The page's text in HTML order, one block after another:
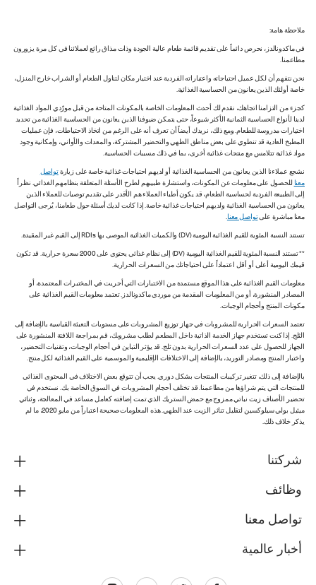
ملاحظة هامة:
في ماكدونالدز، نحرص دائماً على تقديم قائمة طعام عالية الجودة وذات مذاق رائع لعملائنا في كل مرة يزورون
مطاعمنا.
نحن نتفهم أن لكل عميل احتياجاته واعتباراته الفردية عند اختيار مكان لتناول الطعام أو الشراب خارج المنزل،
خاصة أولئك الذين يعانون من الحساسية الغذائية.
كجزء من التزامنا اتجاهك، نقدم لك أحدث المعلومات الخاصة بالمكونات المتاحة من قبل مورّدي المواد الغذائية
لدينا لأنواع الحساسية الثمانية الأكثر شيوعاً، حتى يتمكن ضيوفنا الذين يعانون من الحساسية الغذائية من تحديد
اختيارات مدروسة للطعام. ومع ذلك، نريدك أيضاً أن تعرف أنه على الرغم من اتخاذ الاحتياطات، فإن عمليات
المطبخ العادية قد تنطوي على بعض مناطق الطهي والتحضير المشتركة، والمعدات والأواني، وإمكانية وجود
مواد غذائية تتلامس مع منتجات غذائية أخرى، بما في ذلك مسببات الحساسية.
نشجع عملاءنا الذين يعانون من الحساسية الغذائية أو لديهم احتياجات غذائية خاصة على زيارةتواصل
معنا للحصول على معلومات عن المكونات، واستشارة طبيبهم لطرح الأسئلة المتعلقة بنظامهم الغذائي. نظراً
إلى الطبيعة الفردية لحساسية الطعام، قد يكون أطباء العملاء هم الأقدر على تقديم توصيات للعملاء الذين
يعانون من الحساسية الغذائية ولديهم احتياجات غذائية خاصة. إذا كانت لديك أسئلة حول طعامنا، يُرجى التواصل
معنا مباشرة علىتواصل معنا.
تستند النسبة المئوية للقيم الغذائية اليومية (DV) والكميات الغذائية الموصى بها RDIs إلى القيم غير المقيدة.
** تستند النسبة المئوية للقيم الغذائية اليومية (DV) إلى نظام غذائي يحتوي على 2000 سعرة حرارية. قد تكون
قيمك اليومية أعلى أو أقل اعتماداً على احتياجاتك من السعرات الحرارية.
معلومات القيم الغذائية على هذا الموقع مستمدة من الاختبارات التي أجريت في المختبرات المعتمدة، أو
المصادر المنشورة، أو من المعلومات المقدمة من موردي ماكدونالدز. تعتمد معلومات القيم الغذائية على
مكونات المنتج وأحجام الوجبات.
تعتمد السعرات الحرارية للمشروبات في جهاز توزيع المشروبات على مستويات التعبئة القياسية بالإضافة إلى
الثلج. إذا كنت تستخدم جهاز الخدمة الذاتية داخل المطعم لطلب مشروبك، قم بمراجعة اللافتة المنشورة على
الجهاز للحصول على عدد السعرات الحرارية بدون ثلج. قد يؤثر التباين في أحجام الوجبات، وتقنيات التحضير،
واختبار المنتج ومصادر التوريد، بالإضافة إلى الاختلافات الإقليمية والموسمية على القيم الغذائية لكل منتج.
بالإضافة إلى ذلك، تتغير تركيبات المنتجات بشكل دوري. يجب أن تتوقع بعض الاختلاف في المحتوى الغذائي
للمنتجات التي يتم شراؤها من مطاعمنا. قد تختلف أحجام المشروبات في السوق الخاصة بك. نستخدم في
تحضير الأصناف زيت نباتي ممزوج مع حمض الستريك الذي تمت إضافته كعامل مساعد في المعالجة، وثنائي
ميثيل بولي سيلوكسين لتقليل تناثر الزيت عند الطهي. هذه المعلومات صحيحة اعتباراً من مايو 2020، ما لم
يذكر خلاف ذلك.
شركتنا
وظائف
تواصل معنا
أخبار عالمية